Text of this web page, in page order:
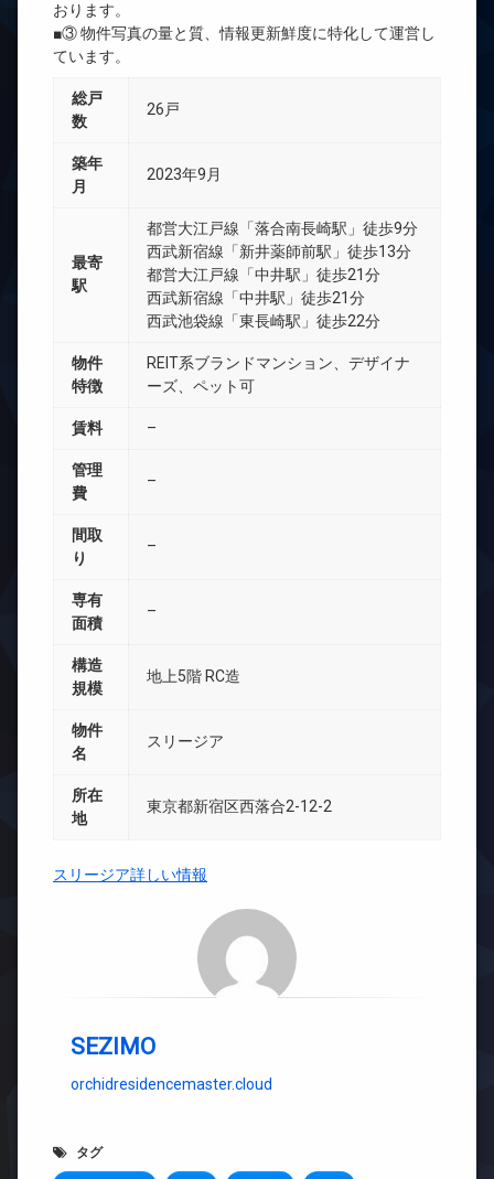
おります。
■③ 物件写真の量と質、情報更新鮮度に特化して運営し
ています。
総戸
数
26戸
築年
月
2023年9月
最寄
駅
都営大江戸線「落合南長崎駅」徒歩9分
西武新宿線「新井薬師前駅」徒歩13分
都営大江戸線「中井駅」徒歩21分
西武新宿線「中井駅」徒歩21分
西武池袋線「東長崎駅」徒歩22分
物件
特徴
REIT系ブランドマンション、デザイナ
ーズ、ペット可
賃料 –
管理
費
–
間取
り
–
専有
面積
–
構造
規模
地上5階 RC造
物件
名
スリージア
所在
地
東京都新宿区西落合2-12-2
スリージア詳しい情報
SEZIMO
orchidresidencemaster.cloud
タグ